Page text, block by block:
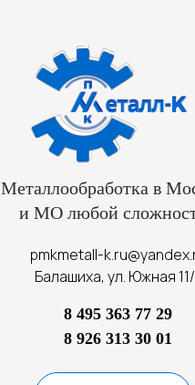
Металлообработка в
и МО любой
pmkmetall-
Балашиха, ул. Южная 11/
8 495 363 77 29
8 926 313 30 01